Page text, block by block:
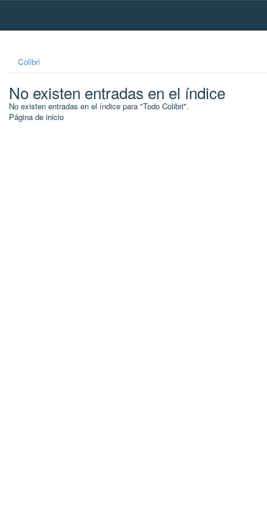
Skip
Colibri
No existen entradas en el índice
No existen entradas en el índice para "Todo Colibri".
Página de inicio